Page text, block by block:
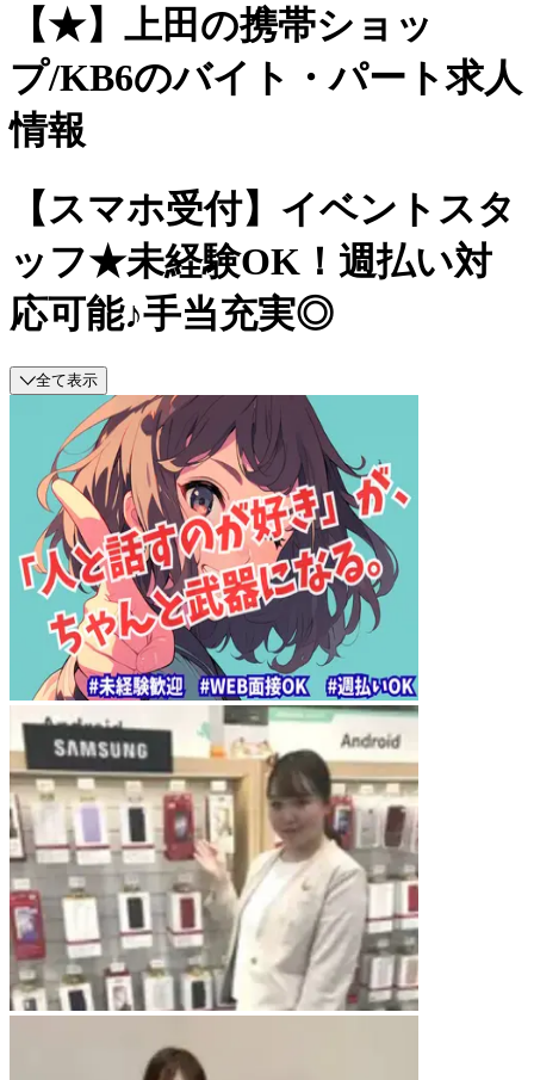
【★】上田の携帯ショッ
プ/KB6のバイト・パート求人
情報
【スマホ受付】イベントスタ
ッフ★未経験OK！週払い対
応可能♪手当充実◎
全て表示